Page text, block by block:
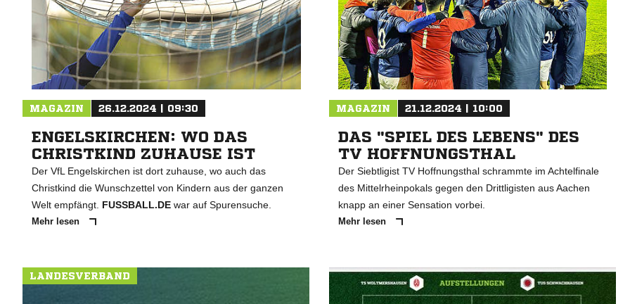
MAGAZIN 26.12.2024 | 09:30
ENGELSKIRCHEN: WO DAS
CHRISTKIND ZUHAUSE IST
Der VfL Engelskirchen ist dort zuhause, wo auch das
Christkind die Wunschzettel von Kindern aus der ganzen
Welt empfängt. FUSSBALL.DE war auf Spurensuche.
Mehr lesen
MAGAZIN 21.12.2024 | 10:00
DAS "SPIEL DES LEBENS" DES
TV HOFFNUNGSTHAL
Der Siebtligist TV Hoffnungsthal schrammte im Achtelfinale
des Mittelrheinpokals gegen den Drittligisten aus Aachen
knapp an einer Sensation vorbei.
Mehr lesen
LANDESVERBAND